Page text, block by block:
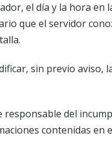
el día y la hora
que el servidor
sin previo
responsable del
contenidas en